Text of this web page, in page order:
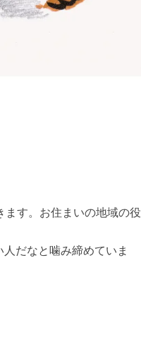
ます。お住まいの地域の役
だなと噛み締めていま